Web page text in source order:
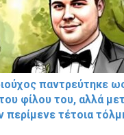
παντρεύτηκε
φίλου του, αλλά
περίμενε τέτοια